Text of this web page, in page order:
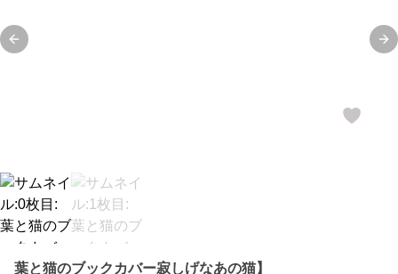
Previous slide
葉と猫のブックカバー寂しげなあの猫】